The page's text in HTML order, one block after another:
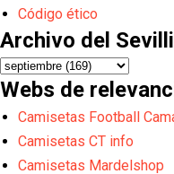
Código ético
Archivo del
Webs de
Camisetas Football
Camisetas CT info
Camisetas Mardelshop